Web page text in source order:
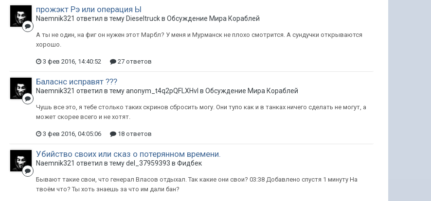
прожэкт Рэ или операция Ы
Naemnik321 ответил в тему Dieseltruck вОбсуждение Мира Кораблей
А ты не один, на фиг он нужен этот Марбл? У меня и Мурманск не плохо смотрится. А сундучки открываются
хорошо.
3 фев 2016, 14:40:52 27 ответов
Баласнс исправят ???
Naemnik321 ответил в тему anonym_t4q2pQFLXHvI вОбсуждение Мира Кораблей
Чушь все это, я тебе столько таких скринов сбросить могу. Они тупо как и в танках ничего сделать не могут, а
может скорее всего и не хотят.
3 фев 2016, 04:05:06 18 ответов
Убийство своих или сказ о потерянном времени.
Naemnik321 ответил в тему del_37959393 вФидбек
Бывают такие свои, что генерал Власов отдыхал. Так какие они свои? 03:38 Добавлено спустя 1 минуту На
твоём что? Ты хоть знаешь за что им дали бан?